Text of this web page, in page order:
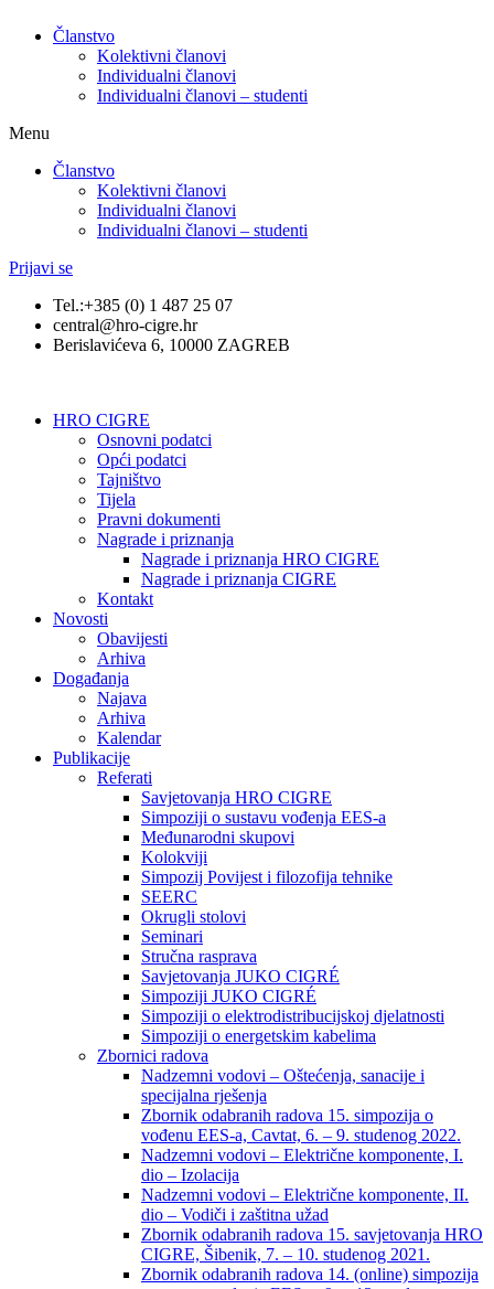
Članstvo
Kolektivni članovi
Individualni članovi
Individualni članovi – studenti
Menu
Članstvo
Kolektivni članovi
Individualni članovi
Individualni članovi – studenti
Prijavi se
Tel.:+385 (0) 1 487 25 07
central@hro-cigre.hr
Berislavićeva 6, 10000 ZAGREB
HRO CIGRE
Osnovni podatci​
Opći podatci
Tajništvo
Tijela
Pravni dokumenti
Nagrade i priznanja
Nagrade i priznanja HRO CIGRE
Nagrade i priznanja CIGRE
Kontakt
Novosti
Obavijesti
Arhiva
Događanja
Najava
Arhiva
Kalendar
Publikacije
Referati
Savjetovanja HRO CIGRE
Simpoziji o sustavu vođenja EES-a
Međunarodni skupovi
Kolokviji​
Simpozij Povijest i filozofija tehnike
SEERC
Okrugli stolovi
Seminari​
Stručna rasprava​
Savjetovanja JUKO CIGRÉ
Simpoziji JUKO CIGRÉ
Simpoziji o elektrodistribucijskoj djelatnosti
Simpoziji o energetskim kabelima
Zbornici radova
Nadzemni vodovi – Oštećenja, sanacije i
specijalna rješenja
Zbornik odabranih radova 15. simpozija o
vođenu EES-a, Cavtat, 6. – 9. studenog 2022.
Nadzemni vodovi – Električne komponente, I.
dio – Izolacija
Nadzemni vodovi – Električne komponente, II.
dio – Vodiči i zaštitna užad
Zbornik odabranih radova 15. savjetovanja HRO
CIGRE, Šibenik, 7. – 10. studenog 2021.
Zbornik odabranih radova 14. (online) simpozija